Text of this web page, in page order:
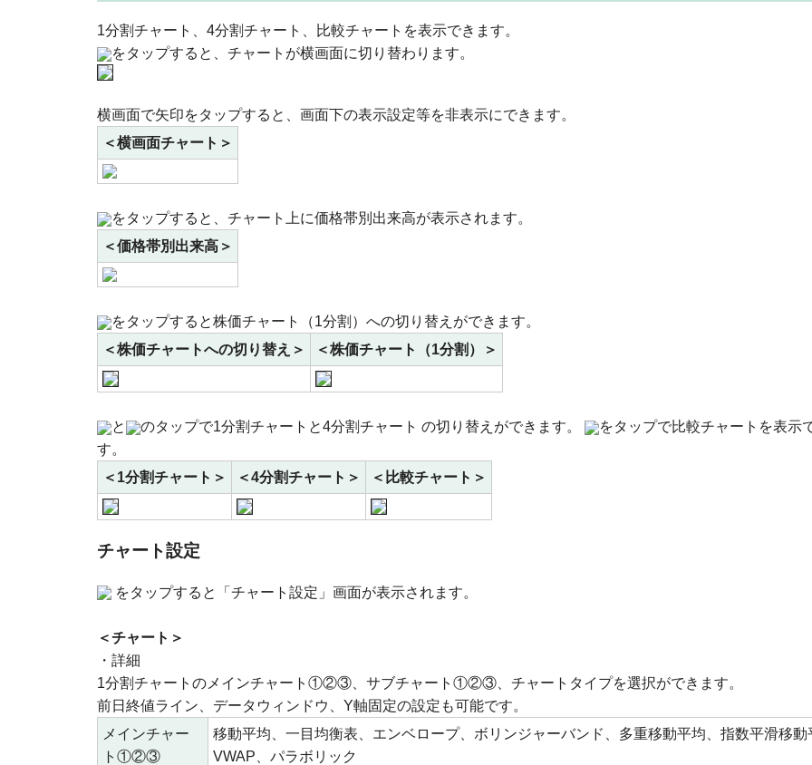
1分割チャート、4分割チャート、比較チャートを表示できます。
をタップすると、チャートが横画面に切り替わります。
横画面で矢印をタップすると、画面下の表示設定等を非表示にできます。
＜横画面チャート＞
をタップすると、チャート上に価格帯別出来高が表示されます。
＜価格帯別出来高＞
をタップすると株価チャート（1分割）への切り替えができます。
＜株価チャートへの切り替え＞
＜株価チャート（1分割）＞
と のタップで1分割チャートと4分割チャート の切り替えができます。
をタップで比較チャートを表示
す。
＜1分割チャート＞
＜4分割チャート＞ ＜比較チャート＞
チャート設定
をタップすると「チャート設定」画面が表示されます。
＜チャート＞
・詳細
1分割チャートのメインチャート①②③、サブチャート①②③、チャートタイプを選択ができます。
前日終値ライン、データウィンドウ、Y軸固定の設定も可能です。
メインチャー
ト①②③
移動平均、一目均衡表、エンベロープ、ボリンジャーバンド、多重移動平均、指数平滑移動
VWAP、パラボリック